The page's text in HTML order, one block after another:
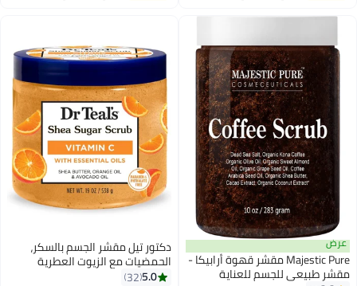
(1pcs, 3.38 fl oz)
تم بيع +30 مؤخرًا
عرض
Majestic Pure مقشر قهوة أرابيكا -
مقشر طبيعي للجسم للعناية
دكتور تيل مقشر الجسم بالسكر،
الحمضيات مع الزيوت العطرية
وفيتامين سي، 19 أونصة
5.0
32